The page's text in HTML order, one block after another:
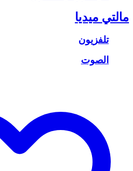
مالتي ميديا
تلفزيون
الصوت